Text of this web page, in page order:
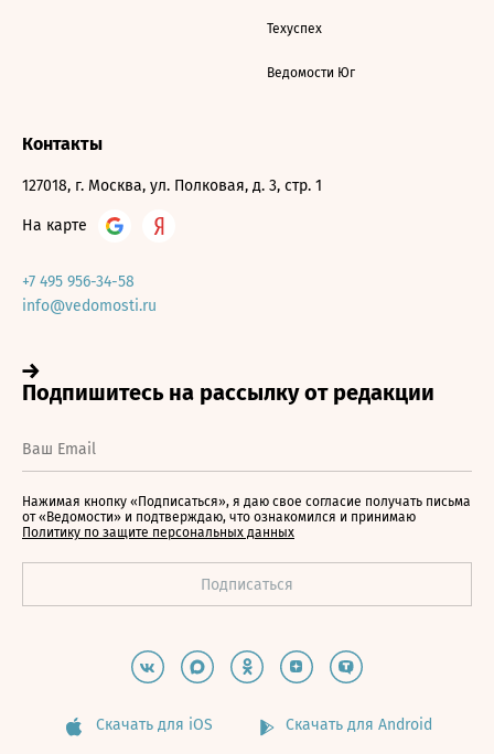
Техуспех
Ведомости Юг
Контакты
127018, г. Москва, ул. Полковая, д. 3, стр. 1
На карте
+7 495 956-34-58
info@vedomosti.ru
Нажимая кнопку «Подписаться», я даю свое согласие получать письма
от «Ведомости» и подтверждаю, что ознакомился и принимаю
Политику по защите персональных данных
Скачать для iOS Скачать для Android